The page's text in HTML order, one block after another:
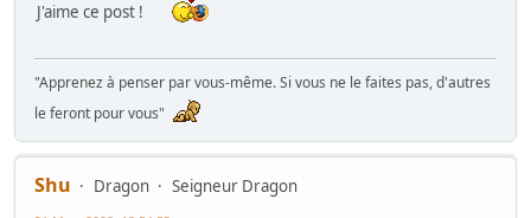
J'aime ce post !
"Apprenez à penser par vous-même. Si vous ne le faites pas, d'autres
le feront pour vous"
Shu Dragon
Seigneur Dragon